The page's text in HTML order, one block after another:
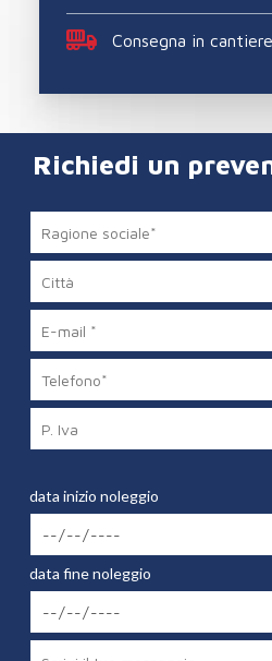
Consegna in cantiere
Richiedi un
data inizio noleggio
data fine noleggio